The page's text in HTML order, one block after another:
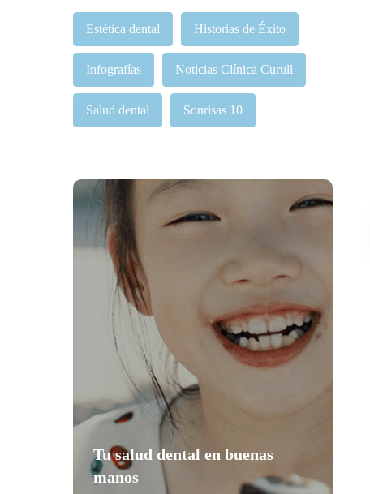
Estética dental Historias de Éxito
Infografías Noticias Clínica Curull
Salud dental Sonrisas 10
Tu salud dental en buenas
manos